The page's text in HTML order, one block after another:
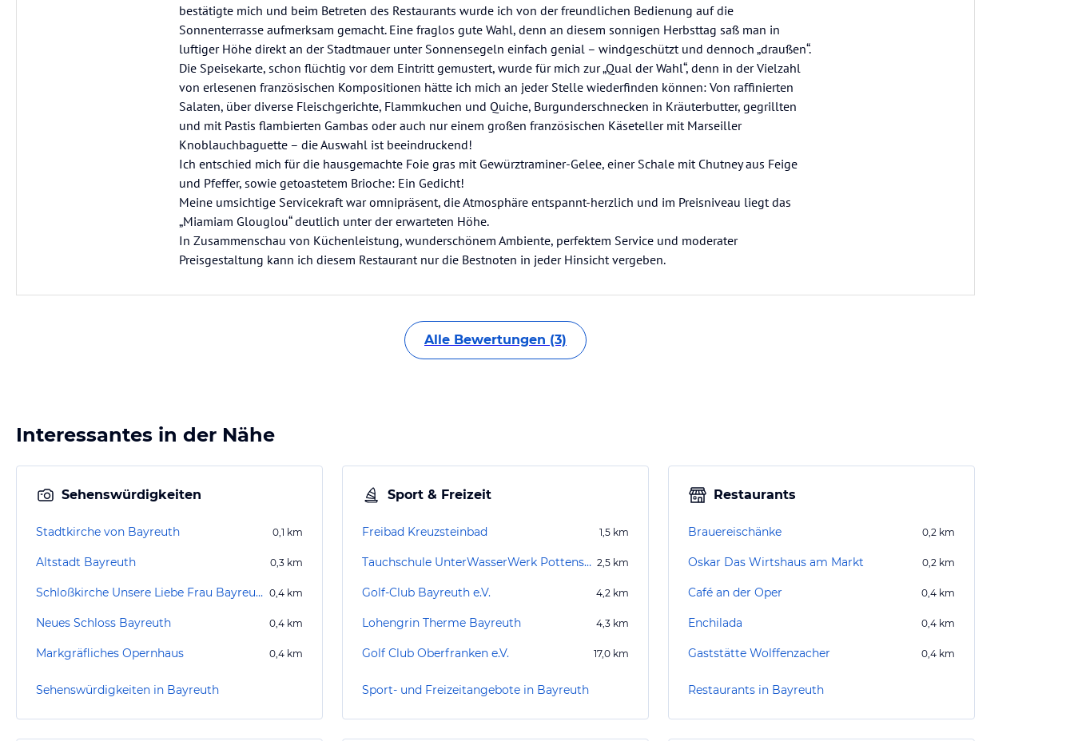
bestätigte mich und beim Betreten des Restaurants wurde ich von der freundlichen Bedienung auf die
Sonnenterrasse aufmerksam gemacht. Eine fraglos gute Wahl, denn an diesem sonnigen Herbsttag saß man in
luftiger Höhe direkt an der Stadtmauer unter Sonnensegeln einfach genial – windgeschützt und dennoch „draußen“.
Die Speisekarte, schon flüchtig vor dem Eintritt gemustert, wurde für mich zur „Qual der Wahl“, denn in der Vielzahl
von erlesenen französischen Kompositionen hätte ich mich an jeder Stelle wiederfinden können: Von raffinierten
Salaten, über diverse Fleischgerichte, Flammkuchen und Quiche, Burgunderschnecken in Kräuterbutter, gegrillten
und mit Pastis flambierten Gambas oder auch nur einem großen französischen Käseteller mit Marseiller
Knoblauchbaguette – die Auswahl ist beeindruckend!
Ich entschied mich für die hausgemachte Foie gras mit Gewürztraminer-Gelee, einer Schale mit Chutney aus Feige
und Pfeffer, sowie getoastetem Brioche: Ein Gedicht!
Meine umsichtige Servicekraft war omnipräsent, die Atmosphäre entspannt-herzlich und im Preisniveau liegt das
„Miamiam Glouglou“ deutlich unter der erwarteten Höhe.
In Zusammenschau von Küchenleistung, wunderschönem Ambiente, perfektem Service und moderater
Preisgestaltung kann ich diesem Restaurant nur die Bestnoten in jeder Hinsicht vergeben.
Alle Bewertungen (3)
Interessantes in der Nähe
Sehenswürdigkeiten
Stadtkirche von Bayreuth 0,1 km
Altstadt Bayreuth 0,3 km
Schloßkirche Unsere Liebe Frau Bayreuth 0,4 km
Neues Schloss Bayreuth 0,4 km
Markgräfliches Opernhaus 0,4 km
Sehenswürdigkeiten in Bayreuth
Sport & Freizeit
Freibad Kreuzsteinbad 1,5 km
Tauchschule UnterWasserWerk Pottenstein 2,5 km
Golf-Club Bayreuth e.V. 4,2 km
Lohengrin Therme Bayreuth 4,3 km
Golf Club Oberfranken e.V. 17,0 km
Sport- und Freizeitangebote in Bayreuth
Restaurants
Brauereischänke 0,2 km
Oskar Das Wirtshaus am Markt 0,2 km
Café an der Oper 0,4 km
Enchilada 0,4 km
Gaststätte Wolffenzacher 0,4 km
Restaurants in Bayreuth